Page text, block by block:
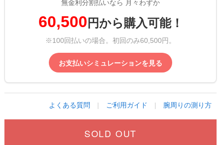
無金利分割払いなら 月々わずか
60,500 円から購入可能！
※100回払いの場合。初回のみ60,500円。
お支払いシミュレーションを見る
よくある質問 | ご利用ガイド | 腕周りの測り方
SOLD OUT